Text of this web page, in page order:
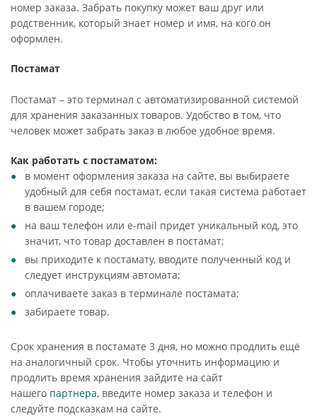
номер заказа. Забрать покупку может ваш друг или
родственник, который знает номер и имя, на кого он
оформлен.
Постамат
Постамат – это терминал с автоматизированной системой
для хранения заказанных товаров. Удобство в том, что
человек может забрать заказ в любое удобное время.
Как работать с постаматом:
в момент оформления заказа на сайте, вы выбираете
удобный для себя постамат, если такая система работает
в вашем городе;
на ваш телефон или e-mail придет уникальный код, это
значит, что товар доставлен в постамат;
вы приходите к постамату, вводите полученный код и
следует инструкциям автомата;
оплачиваете заказ в терминале постамата;
забираете товар.
Срок хранения в постамате 3 дня, но можно продлить ещё
на аналогичный срок. Чтобы уточнить информацию и
продлить время хранения зайдите на сайт
нашего партнера, введите номер заказа и телефон и
следуйте подсказкам на сайте.